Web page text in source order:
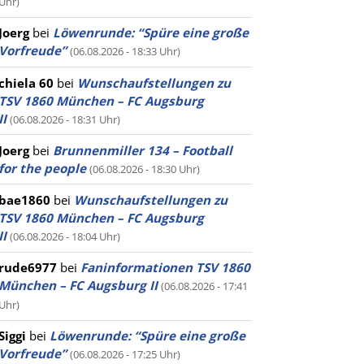
bei Löwenrunde: “Spüre eine große
(06.08.2026 - 18:33 Uhr)
60 bei Wunschaufstellungen zu
1860 München – FC Augsburg
(06.08.2026 - 18:31 Uhr)
bei Brunnenmiller 134 – Football
the people (06.08.2026 - 18:30 Uhr)
bei Wunschaufstellungen zu
1860 München – FC Augsburg
(06.08.2026 - 18:04 Uhr)
bei Faninformationen TSV 1860
– FC Augsburg II (06.08.2026 - 17:41
bei Löwenrunde: “Spüre eine große
(06.08.2026 - 17:25 Uhr)